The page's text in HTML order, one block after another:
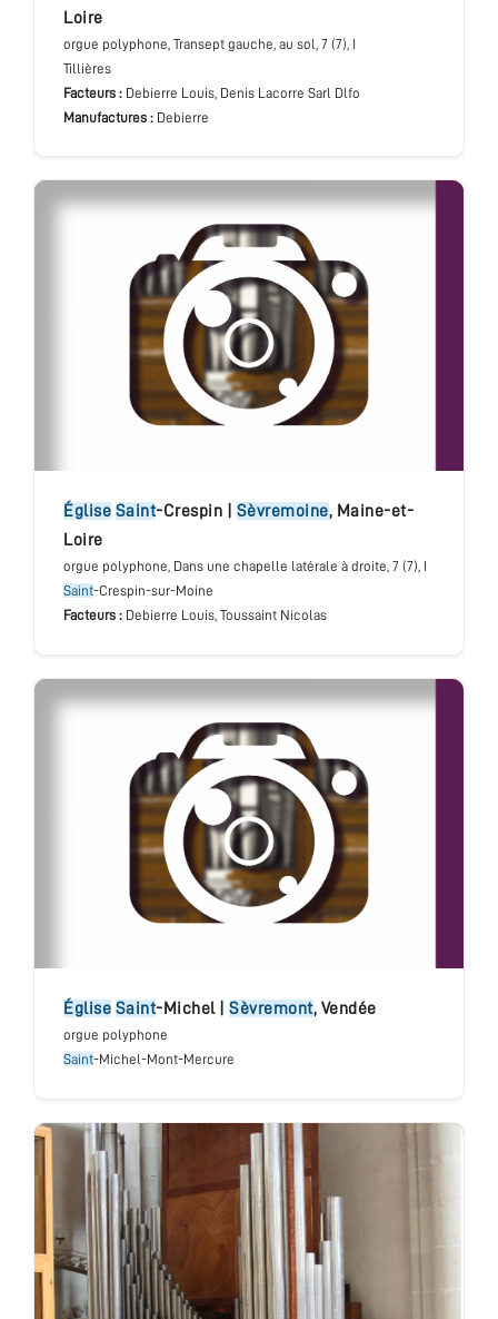
Loire
orgue polyphone, Transept gauche, au sol , 7 (7), I
Tillières
Facteurs : Debierre Louis, Denis Lacorre Sarl Dlfo
Manufactures : Debierre
église Saint-Crespin Sèvremoine, Maine-et-
Loire
orgue polyphone, Dans une chapelle latérale à droite, 7 (7), I
Saint-Crespin-sur-Moine
Facteurs : Debierre Louis, Toussaint Nicolas
église Saint-Michel| Sèvremont, Vendée
orgue polyphone
Saint-Michel-Mont-Mercure